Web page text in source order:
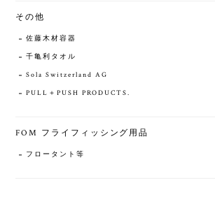
その他
佐藤木材容器
千亀利タオル
Sola Switzerland AG
PULL＋PUSH PRODUCTS.
FOM フライフィッシング用品
フロータント等